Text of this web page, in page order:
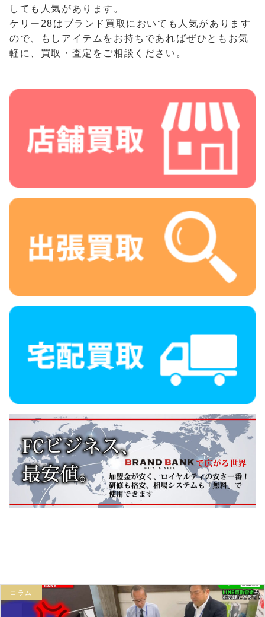
しても人気があります。
ケリー28はブランド買取においても人気があります
ので、もしアイテムをお持ちであればぜひともお気
軽に、買取・査定をご相談ください。
コラム